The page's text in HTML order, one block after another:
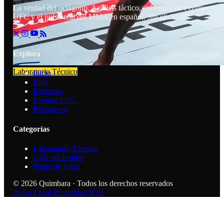
Laboratorio Técnico
La verdad del octágono. Análisis táctico, cobertura de eventos
UFC y el pulso real del MMA en español. Sin clickbait.
Explora
Inicio
Blog
Rankings
Eventos UFC
Peleadores
Categorías
Laboratorio Técnico
Guía del Insider
Punto de Vista
© 2026 Quimbara · Todos los derechos reservados
Aviso Legal Privacidad RSS